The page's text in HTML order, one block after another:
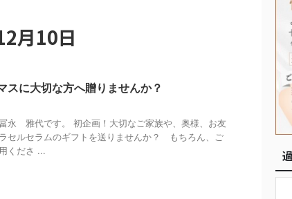
月10日
スに大切な方へ贈りませんか？
永 雅代です。 初企画！大切なご家族や、奥様、お友
セルセラムのギフトを送りませんか？ もちろん、ご
くださ ...